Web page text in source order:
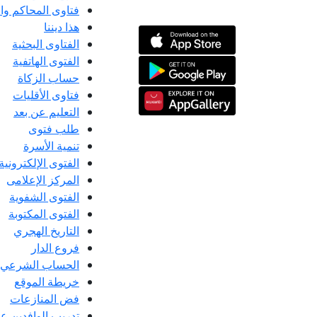
فتاوى المحاكم
هذا ديننا
الفتاوى البحثية
الفتوى الهاتفية
حساب الزكاة
فتاوى الأقليات
التعليم عن بعد
طلب فتوى
تنمية الأسرة
الفتوى الإلكترونية
المركز الإعلامى
الفتوى الشفوية
الفتوى المكتوبة
التاريخ الهجري
فروع الدار
الحساب الشرعي
خريطة الموقع
فض المنازعات